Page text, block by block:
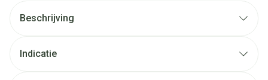
Beschrijving
Indicatie